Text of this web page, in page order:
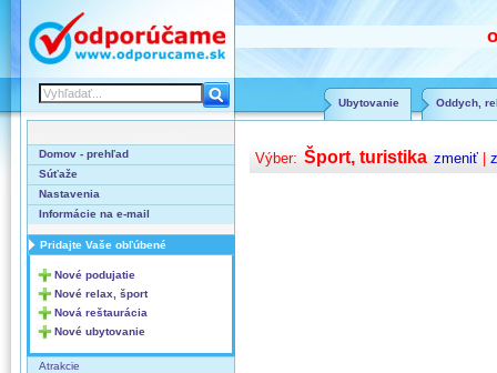
Oddych,
Ubytovanie
Domov - prehľad
Súťaže
Nastavenia
Informácie na e-mail
Pridajte Vaše obľúbené
Nové podujatie
Nové relax, šport
Nová reštaurácia
Nové ubytovanie
Atrakcie
Výber: Šport, turistika zmeniť